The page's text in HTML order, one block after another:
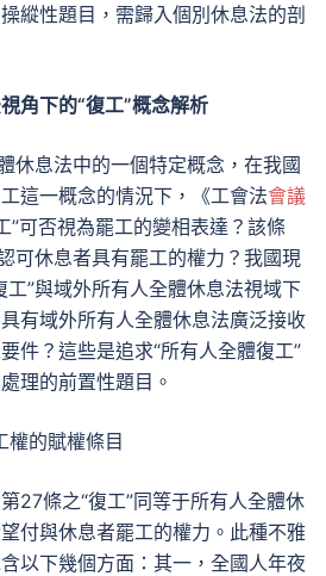
縱性題目，需歸入個別休息法的剖
角下的“復工”概念解析
休息法中的一個特定概念，在我國
這一概念的情況下，《工會法會議
”可否視為罷工的變相表達？該條
可休息者具有罷工的權力？我國現
工”與域外所有人全體休息法視域下
有域外所有人全體休息法廣泛接收
件？這些是追求“所有人全體復工”
理的前置性題目。
權的賦權條目
27條之“復工”同等于所有人全體休
付與休息者罷工的權力。此種不雅
以下幾個方面：其一，全國人年夜